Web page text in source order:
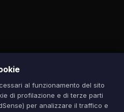
al funzionamento del sito
di profilazione e di terze parti
per analizzare il traffico e
sito sono di proprietà dei
70 L. 633/1941. Contatti: